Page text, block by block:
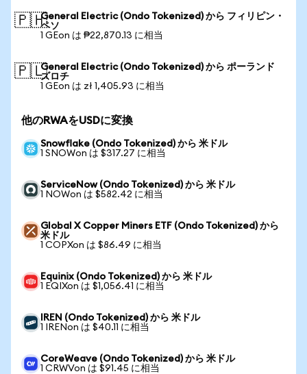
🇵🇭General Electric (Ondo Tokenized) から フィリピン・
ペソ
1 GEon は ₱22,870.13 に相当
🇵🇱General Electric (Ondo Tokenized) から ポーランド
ズロチ
1 GEon は zł 1,405.93 に相当
他のRWAをUSDに変換
Snowflake (Ondo Tokenized) から 米ドル
1 SNOWon は $317.27 に相当
ServiceNow (Ondo Tokenized) から 米ドル
1 NOWon は $582.42 に相当
Global X Copper Miners ETF (Ondo Tokenized) から
米ドル
1 COPXon は $86.49 に相当
Equinix (Ondo Tokenized) から 米ドル
1 EQIXon は $1,056.41 に相当
IREN (Ondo Tokenized) から 米ドル
1 IRENon は $40.11 に相当
CoreWeave (Ondo Tokenized) から 米ドル
1 CRWVon は $91.45 に相当